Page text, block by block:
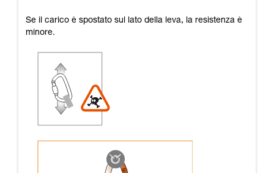
Se il carico è spostato sul lato della leva, la resistenza è
minore.